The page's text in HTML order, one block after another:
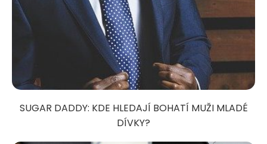
SUGAR DADDY: KDE HLEDAJÍ BOHATÍ MUŽI MLADÉ
DÍVKY?